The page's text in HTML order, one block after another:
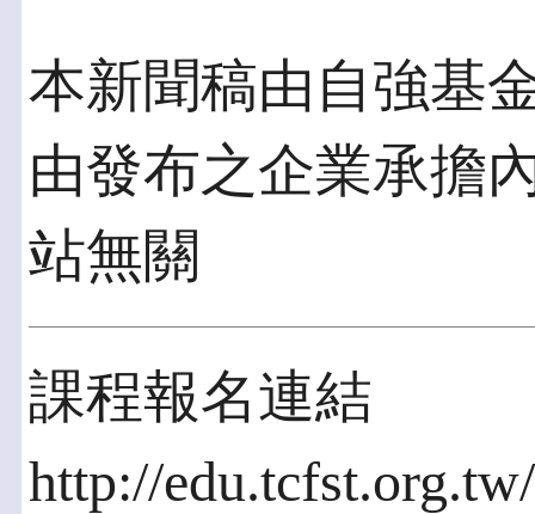
本新聞稿由自強基
由發布之企業承擔
站無關
課程報名連結
http://